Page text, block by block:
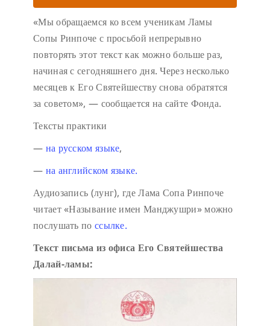
«Мы обращаемся ко всем ученикам Ламы
Сопы Ринпоче с просьбой непрерывно
повторять этот текст как можно больше раз,
начиная с сегодняшнего дня. Через несколько
месяцев к Его Святейшеству снова обратятся
за советом», — сообщается на сайте Фонда.
Тексты практики
— на русском языке,
— на английском языке.
Аудиозапись (лунг), где Лама Сопа Ринпоче
читает «Называние имен Манджушри» можно
послушать по ссылке.
Текст письма из офиса Его Святейшества
Далай-ламы: